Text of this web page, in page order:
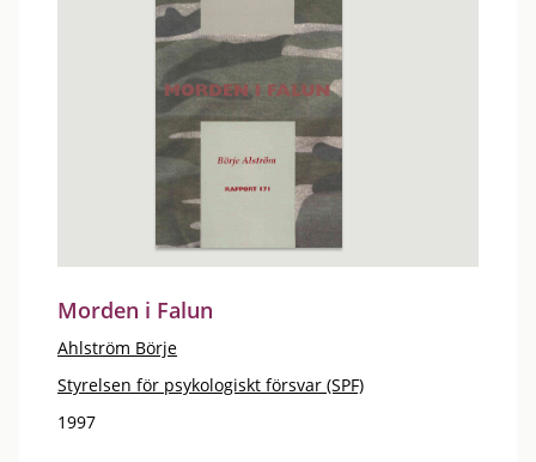
Morden i Falun
Ahlström Börje
Styrelsen för psykologiskt försvar (SPF)
1997